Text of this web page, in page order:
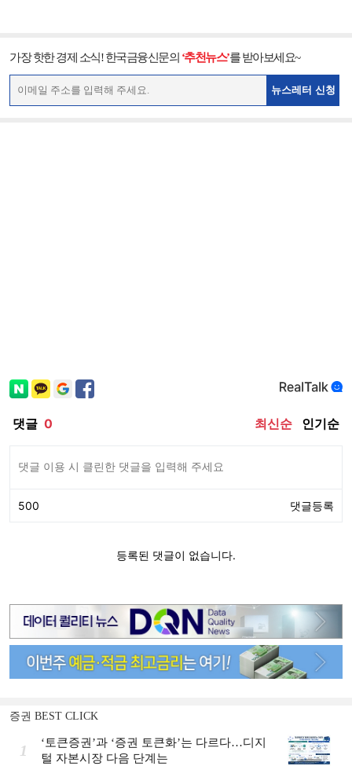
가장 핫한 경제 소식! 한국금융신문의 ‘추천뉴스’를 받아보세요~
뉴스레터 신청
증권 BEST CLICK
1
‘토큰증권’과 ‘증권 토큰화’는 다르다…디지
털 자본시장 다음 단계는